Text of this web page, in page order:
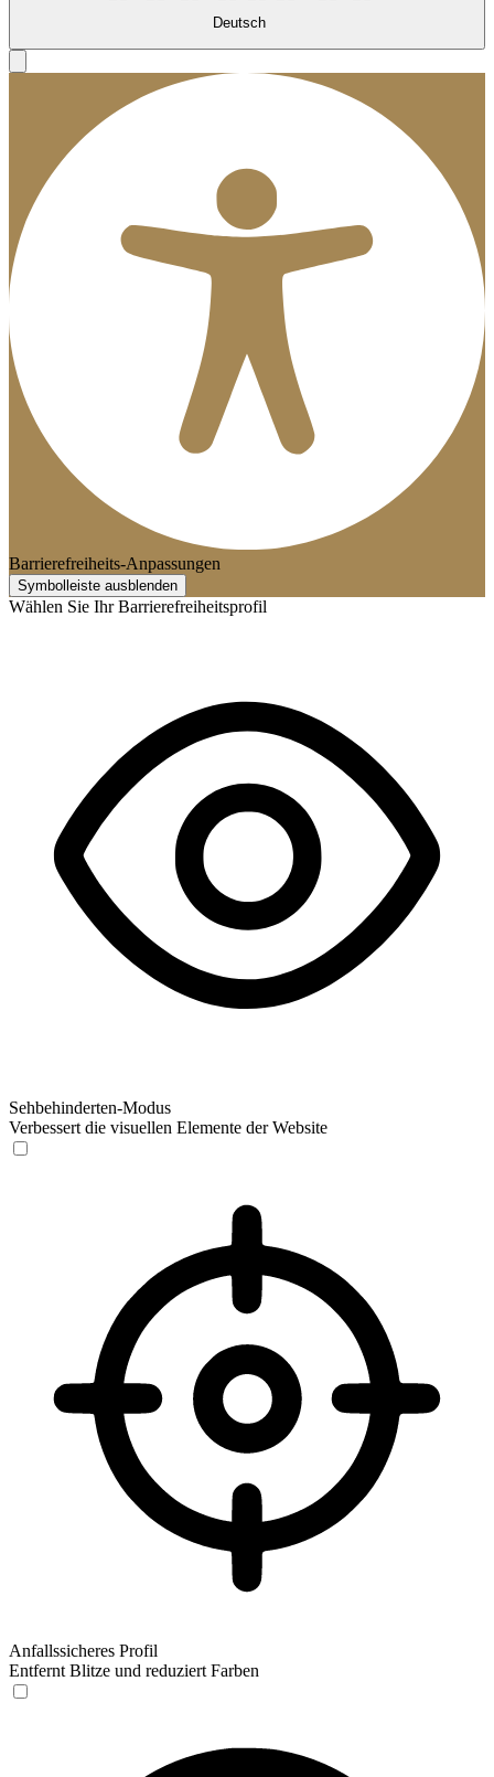
Deutsch
Barrierefreiheits-Anpassungen
Symbolleiste ausblenden
Wählen Sie Ihr Barrierefreiheitsprofil
Sehbehinderten-Modus
Verbessert die visuellen Elemente der Website
Anfallssicheres Profil
Entfernt Blitze und reduziert Farben